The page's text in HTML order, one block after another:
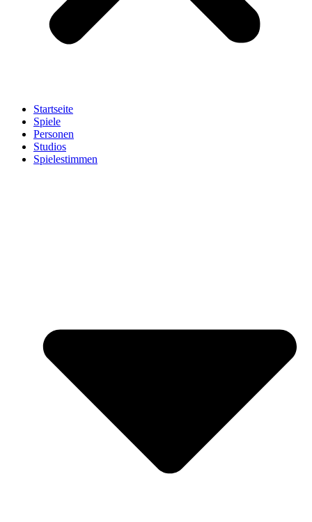
Startseite
Spiele
Personen
Studios
Spielestimmen